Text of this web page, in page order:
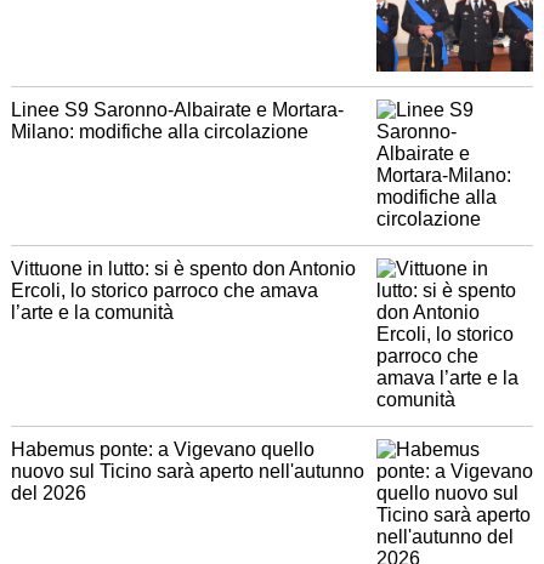
Linee S9 Saronno-Albairate e Mortara-
Milano: modifiche alla circolazione
Vittuone in lutto: si è spento don Antonio
Ercoli, lo storico parroco che amava
l’arte e la comunità
Habemus ponte: a Vigevano quello
nuovo sul Ticino sarà aperto nell'autunno
del 2026